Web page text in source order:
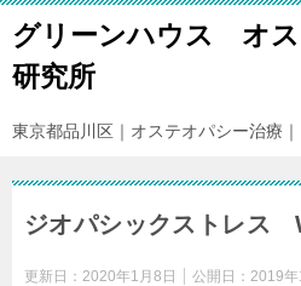
グリーンハウス オ
研究所
東京都品川区｜オステオパシー治療
ジオパシックストレス
更新日： 2020年1月8日 公開日： 2019年